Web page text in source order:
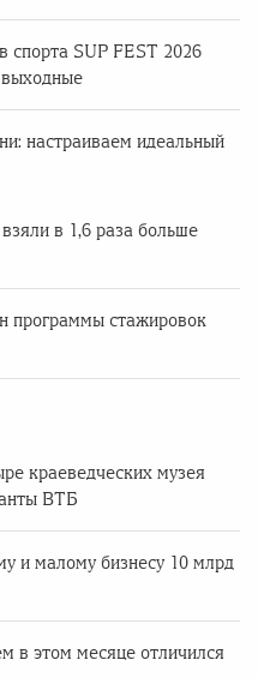
спорта SUP FEST 2026
выходные
настраиваем идеальный
в 1,6 раза больше
программы стажировок
краеведческих музея
ВТБ
и малому бизнесу 10 млрд
в этом месяце отличился